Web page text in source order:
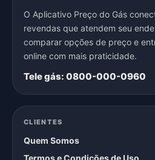
O Aplicativo Preço do Gás
revendas que atendem seu
comparar opções de preço e
online com mais praticidade.
Tele gás: 0800-000-0960
CLIENTES
Quem Somos
Termos e Condições de Uso